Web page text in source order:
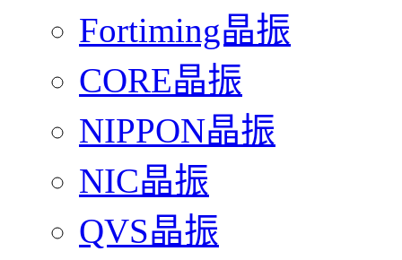
Fortiming晶振
CORE晶振
NIPPON晶振
NIC晶振
QVS晶振